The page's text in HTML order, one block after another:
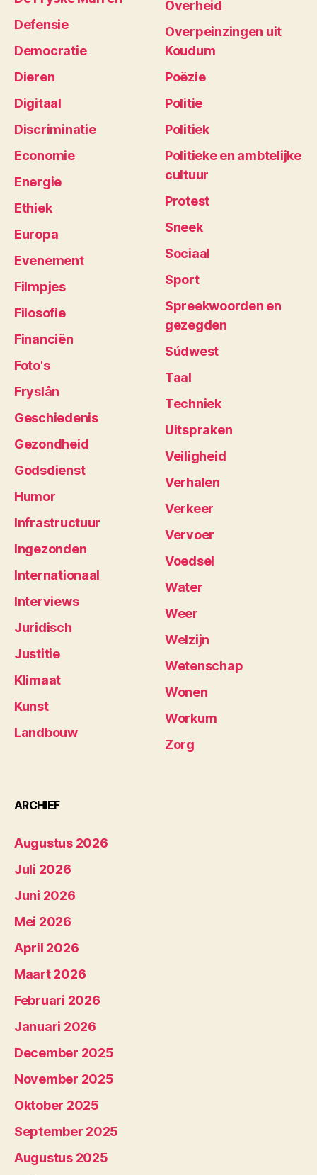
Defensie
Democratie
Dieren
Digitaal
Discriminatie
Economie
Energie
Ethiek
Europa
Evenement
Filmpjes
Filosofie
Financiën
Foto's
Fryslân
Geschiedenis
Gezondheid
Godsdienst
Humor
Infrastructuur
Ingezonden
Internationaal
Interviews
Juridisch
Justitie
Klimaat
Kunst
Landbouw
Overheid
Overpeinzingen uit
Koudum
Poëzie
Politie
Politiek
Politieke en ambtelijke
cultuur
Protest
Sneek
Sociaal
Sport
Spreekwoorden en
gezegden
Súdwest
Taal
Techniek
Uitspraken
Veiligheid
Verhalen
Verkeer
Vervoer
Voedsel
Water
Weer
Welzijn
Wetenschap
Wonen
Workum
Zorg
ARCHIEF
Augustus 2026
Juli 2026
Juni 2026
Mei 2026
April 2026
Maart 2026
Februari 2026
Januari 2026
December 2025
November 2025
Oktober 2025
September 2025
Augustus 2025